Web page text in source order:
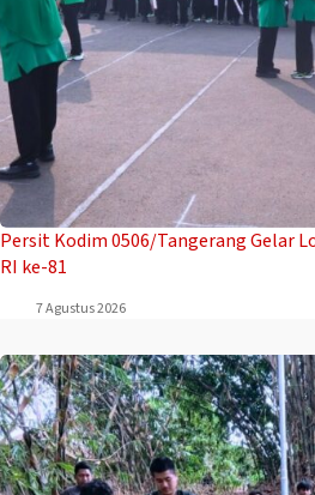
Persit Kodim 0506/Tangerang Gelar
RI ke-81
7 Agustus 2026